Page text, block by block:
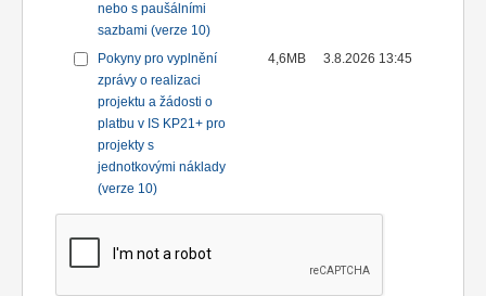
nebo s paušálními
sazbami (verze 10)
Pokyny pro vyplnění
zprávy o realizaci
projektu a žádosti o
platbu v IS KP21+ pro
projekty s
jednotkovými náklady
(verze 10)
4,6MB 3.8.2026 13:45